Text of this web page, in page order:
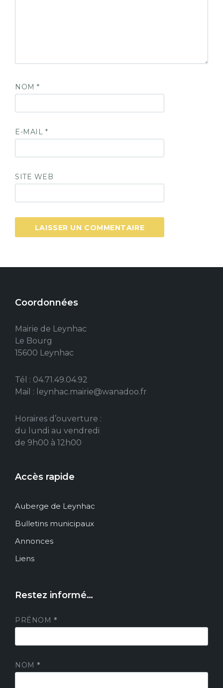
NOM*
E-MAIL *
SITE WEB
Coordonnées
Mairie de Leynhac
Le Bourg
15600 Leynhac
Tél : 04.71.49.04.92
Mail : leynhac.mairie@wanadoo.fr
Horaires d’ouverture :
du lundi au vendredi
de 9h00 à 12h00
Accès rapide
Auberge de Leynhac
Bulletins municipaux
Annonces
Liens
Restez informé…
PRÉNOM *
NOM *